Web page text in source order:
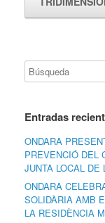
Entradas
ONDARA
PREVENCIÓ DEL
JUNTA LOCAL DE
ONDARA
SOLIDÀRIA AMB
LA RESIDÈNCIA